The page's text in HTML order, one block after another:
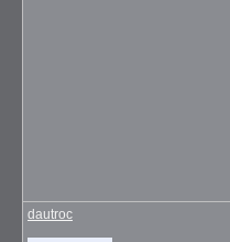
dautroc